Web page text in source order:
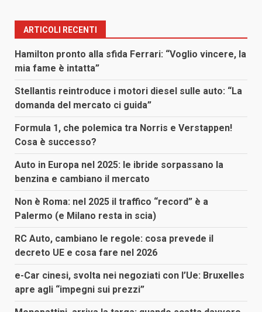
ARTICOLI RECENTI
Hamilton pronto alla sfida Ferrari: “Voglio vincere, la
mia fame è intatta”
Stellantis reintroduce i motori diesel sulle auto: “La
domanda del mercato ci guida”
Formula 1, che polemica tra Norris e Verstappen!
Cosa è successo?
Auto in Europa nel 2025: le ibride sorpassano la
benzina e cambiano il mercato
Non è Roma: nel 2025 il traffico “record” è a
Palermo (e Milano resta in scia)
RC Auto, cambiano le regole: cosa prevede il
decreto UE e cosa fare nel 2026
e-Car cinesi, svolta nei negoziati con l’Ue: Bruxelles
apre agli “impegni sui prezzi”